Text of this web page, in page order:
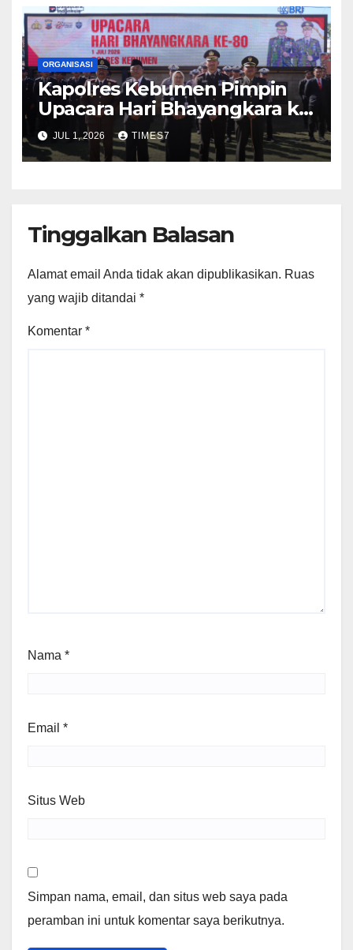
ORGANISASI
Kapolres Kebumen Pimpin
Upacara Hari Bhayangkara ke-
80, Tekankan Pengabdian
Polri untuk Masyarakat
JUL 1, 2026 TIMES7
Tinggalkan Balasan
Alamat email Anda tidak akan dipublikasikan. Ruas
yang wajib ditandai *
Komentar *
Nama *
Email *
Situs Web
Simpan nama, email, dan situs web saya pada
peramban ini untuk komentar saya berikutnya.